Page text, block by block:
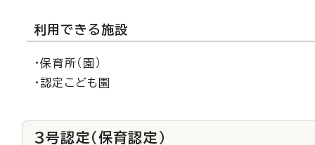
利用できる施設
・保育所（園）
・認定こども園
3号認定（保育認定）